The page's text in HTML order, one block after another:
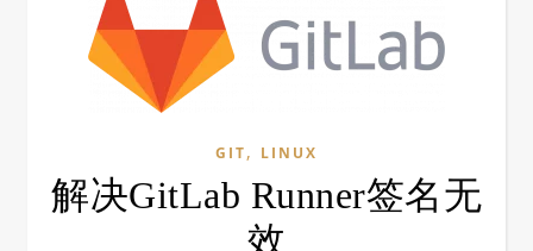
GIT, LINUX
解决GitLab Runner签名无
效